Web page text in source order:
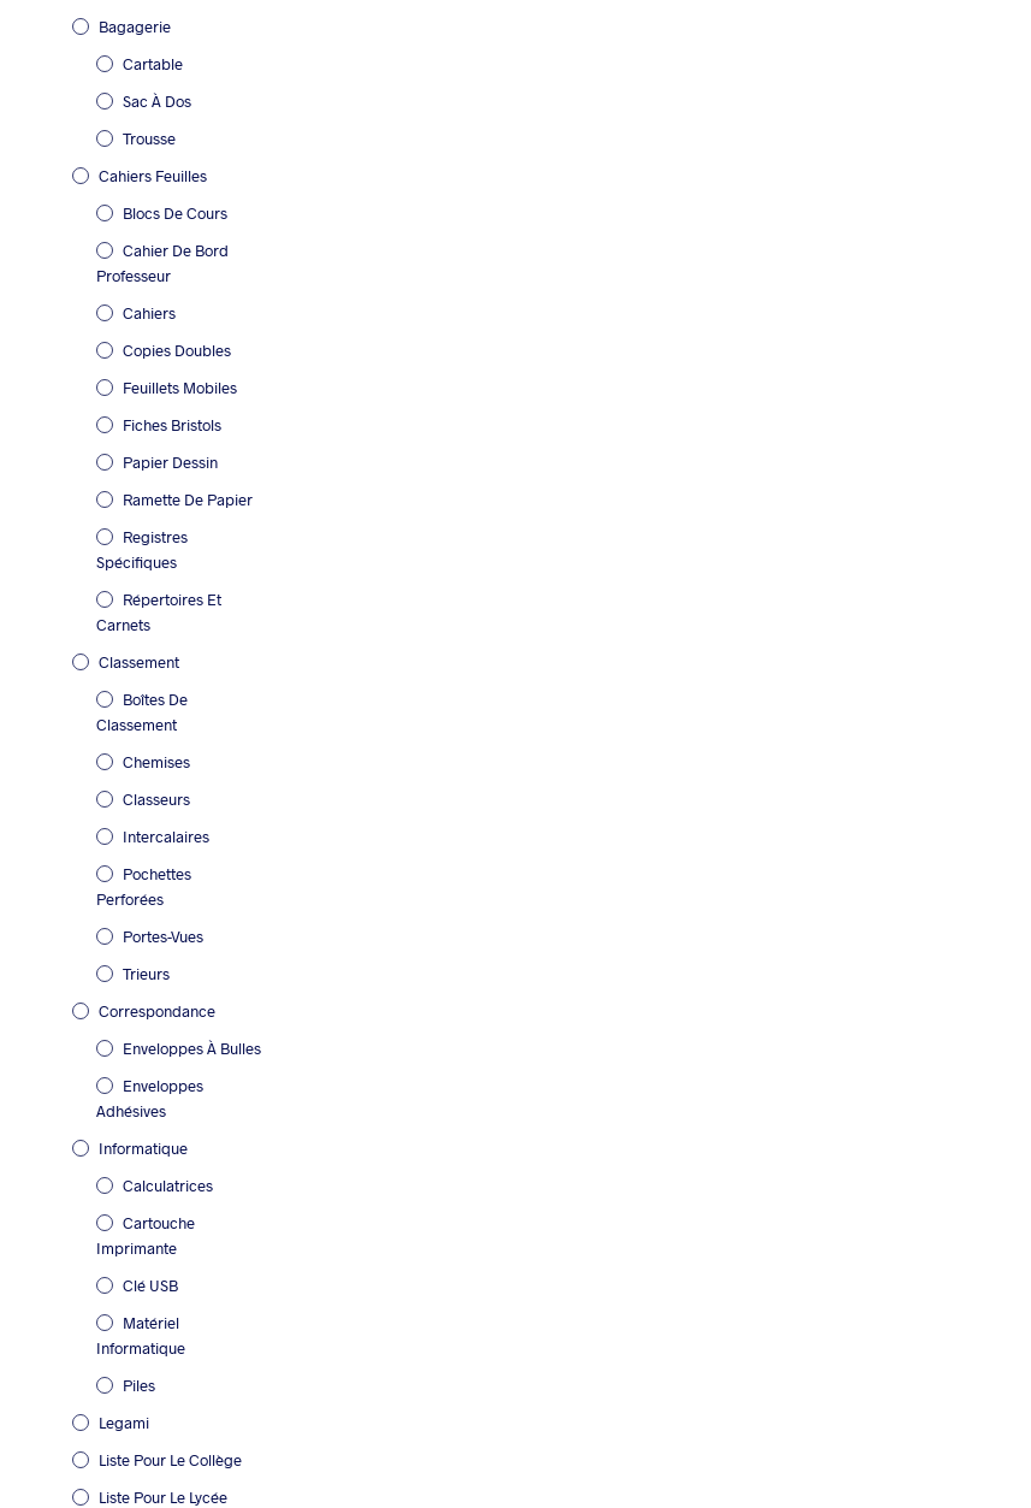
Bagagerie
Cartable
Sac À Dos
Trousse
Cahiers Feuilles
Blocs De Cours
Cahier De Bord
Professeur
Cahiers
Copies Doubles
Feuillets Mobiles
Fiches Bristols
Papier Dessin
Ramette De Papier
Registres
Spécifiques
Répertoires Et
Carnets
Classement
Boîtes De
Classement
Chemises
Classeurs
Intercalaires
Pochettes
Perforées
Portes-Vues
Trieurs
Correspondance
Enveloppes À Bulles
Enveloppes
Adhésives
Informatique
Calculatrices
Cartouche
Imprimante
Clé USB
Matériel
Informatique
Piles
Legami
Liste Pour Le Collège
Liste Pour Le Lycée